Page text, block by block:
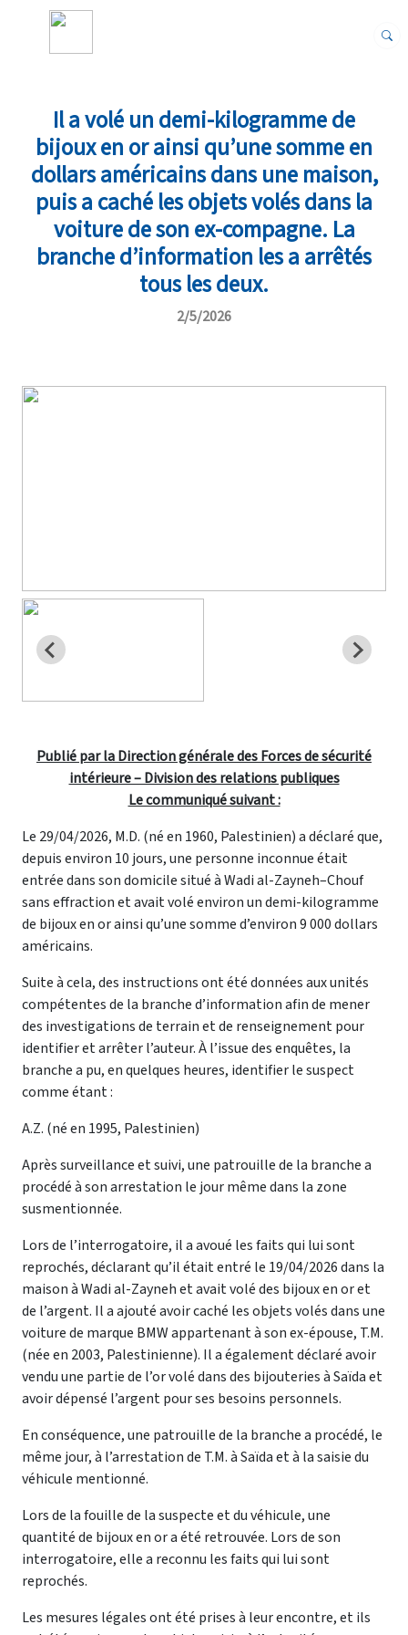
Il a volé un demi-kilogramme de
bijoux en or ainsi qu’une somme en
dollars américains dans une maison,
puis a caché les objets volés dans la
voiture de son ex-compagne. La
branche d’information les a arrêtés
tous les deux.
2/5/2026
Publié par la Direction générale des Forces de sécurité
intérieure – Division des relations publiques
Le communiqué suivant :
Le 29/04/2026, M.D. (né en 1960, Palestinien) a déclaré que,
depuis environ 10 jours, une personne inconnue était
entrée dans son domicile situé à Wadi al-Zayneh–Chouf
sans effraction et avait volé environ un demi-kilogramme
de bijoux en or ainsi qu’une somme d’environ 9 000 dollars
américains.
Suite à cela, des instructions ont été données aux unités
compétentes de la branche d’information afin de mener
des investigations de terrain et de renseignement pour
identifier et arrêter l’auteur. À l’issue des enquêtes, la
branche a pu, en quelques heures, identifier le suspect
comme étant :
A.Z. (né en 1995, Palestinien)
Après surveillance et suivi, une patrouille de la branche a
procédé à son arrestation le jour même dans la zone
susmentionnée.
Lors de l’interrogatoire, il a avoué les faits qui lui sont
reprochés, déclarant qu’il était entré le 19/04/2026 dans la
maison à Wadi al-Zayneh et avait volé des bijoux en or et
de l’argent. Il a ajouté avoir caché les objets volés dans une
voiture de marque BMW appartenant à son ex-épouse, T.M.
(née en 2003, Palestinienne). Il a également déclaré avoir
vendu une partie de l’or volé dans des bijouteries à Saïda et
avoir dépensé l’argent pour ses besoins personnels.
En conséquence, une patrouille de la branche a procédé, le
même jour, à l’arrestation de T.M. à Saïda et à la saisie du
véhicule mentionné.
Lors de la fouille de la suspecte et du véhicule, une
quantité de bijoux en or a été retrouvée. Lors de son
interrogatoire, elle a reconnu les faits qui lui sont
reprochés.
Les mesures légales ont été prises à leur encontre, et ils